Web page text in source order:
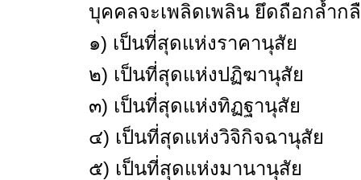
บุคคลจะเพลิดเพลิน ยึดถือกล้ำก
๑) เป็นที่สุดแห่งราคานุสัย
๒) เป็นที่สุดแห่งปฏิฆานุสัย
๓) เป็นที่สุดแห่งทิฏฐานุสัย
๔) เป็นที่สุดแห่งวิจิกิจฉานุสัย
๕) เป็นที่สุดแห่งมานานุสัย